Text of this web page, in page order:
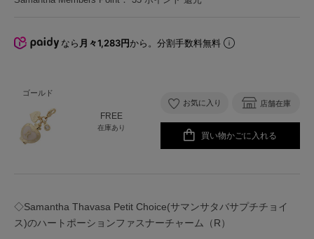
なら 月々1,283円から。分割手数料無料
ゴールド
FREE
在庫あり
お気に入り 店舗在庫
買い物かごに入れる
◇Samantha Thavasa Petit Choice(サマンサタバサプチチョイ
ス)のハートポーションファスナーチャーム（R）